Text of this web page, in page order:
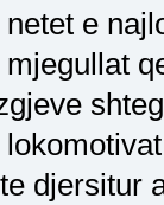
netet e
mjegullat
djersitur